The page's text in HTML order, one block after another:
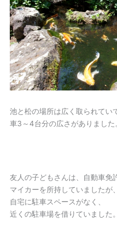
池と松の場所は広く取られてい
車3～4台分の広さがありました
友人の子どもさんは、自動車免
マイカーを所持していましたが、
自宅に駐車スペースがなく、
近くの駐車場を借りていました。